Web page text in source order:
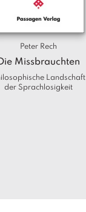
Peter Rech
Die Missbrauchten
Landschaft
der Sprachlosigkeit